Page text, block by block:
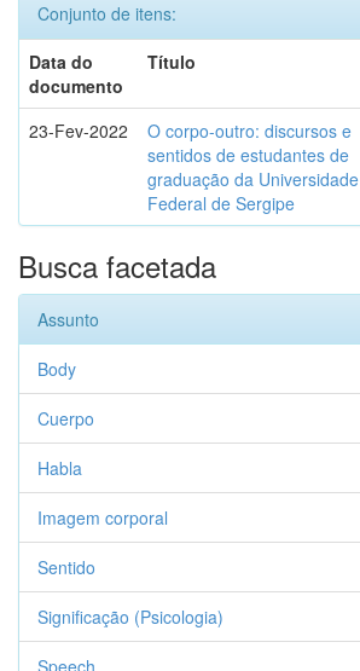
Conjunto de itens:
Data do
documento
Título
23-Fev-2022
O corpo-outro: discursos e
sentidos de estudantes de
graduação da Universidade
Federal de Sergipe
Busca facetada
Assunto
Body
Cuerpo
Habla
Imagem corporal
Sentido
Significação (Psicologia)
Speech